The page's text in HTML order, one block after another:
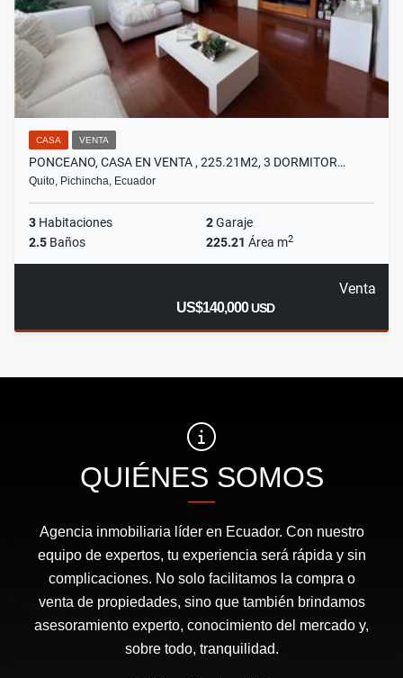
CASA VENTA
PONCEANO, CASA EN VENTA , 225.21M2, 3 DORMITOR…
Quito, Pichincha, Ecuador
3 Habitaciones 2Garaje
2.5 Baños 225.21 Área m2
Venta
US$140,000USD
QUIÉNES SOMOS
Agencia inmobiliaria líder en Ecuador. Con nuestro
equipo de expertos, tu experiencia será rápida y sin
complicaciones. No solo facilitamos la compra o
venta de propiedades, sino que también brindamos
asesoramiento experto, conocimiento del mercado y,
sobre todo, tranquilidad.